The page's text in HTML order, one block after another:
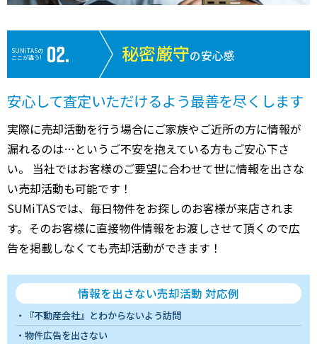
SUMiTASの
ここが違う!
秘密厳守の安心感
安心して査定いただけるよう最善を尽くします
実際に売却活動を行う場合にご家族やご近所の方に情報が
漏れるのは…というご不安を抱えている方もご安心下さ
い。 当社ではお客様のご要望に合わせて世に情報を出さな
い売却活動も可能です！
SUMiTASでは、毎日物件をお探しのお客様が来店されま
す。そのお客様に直接物件情報をお渡しさせて頂くので広
告を掲載しなくても売却活動ができます！
情報を出さない売却活動 対応例
『不動産会社』とわからないよう訪問
物件広告を出さない